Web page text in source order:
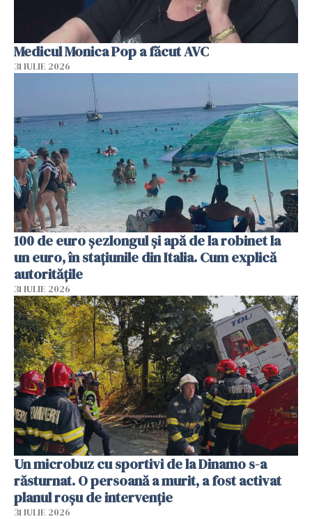
Medicul Monica Pop a făcut AVC
31 IULIE 2026
100 de euro șezlongul și apă de la robinet la
un euro, în stațiunile din Italia. Cum explică
autoritățile
31 IULIE 2026
Un microbuz cu sportivi de la Dinamo s-a
răsturnat. O persoană a murit, a fost activat
planul roșu de intervenție
31 IULIE 2026